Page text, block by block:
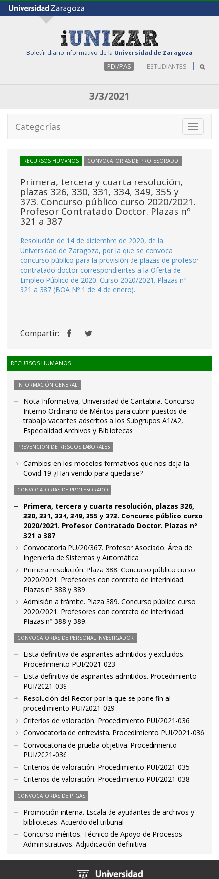
Boletín diario informativo de la Universidad de Zaragoza
PDI/PAS ESTUDIANTES
3/3/2021
Toggle
Categorías
RECURSOS HUMANOS CONVOCATORIAS DE PROFESORADO
Primera, tercera y cuarta resolución,
plazas 326, 330, 331, 334, 349, 355 y
373. Concurso público curso 2020/2021.
Profesor Contratado Doctor. Plazas nº
321 a 387
Resolución de 14 de diciembre de 2020, de la
Universidad de Zaragoza, por la que se convoca
concurso público para la provisión de plazas de profesor
contratado doctor correspondientes a la Oferta de
Empleo Público de 2020. Curso 2020/2021. Plazas nº
321 a 387 (BOA Nº 1 de 4 de enero).
Compartir:
RECURSOS HUMANOS
INFORMACIÓN GENERAL
Nota Informativa, Universidad de Cantabria. Concurso
Interno Ordinario de Méritos para cubrir puestos de
trabajo vacantes adscritos a los Subgrupos A1/A2,
Especialidad Archivos y Bibliotecas
PREVENCIÓN DE RIESGOS LABORALES
Cambios en los modelos formativos que nos deja la
Covid-19 ¿Han venido para quedarse?
CONVOCATORIAS DE PROFESORADO
Primera, tercera y cuarta resolución, plazas 326,
330, 331, 334, 349, 355 y 373. Concurso público curso
2020/2021. Profesor Contratado Doctor. Plazas nº
321 a 387
Convocatoria PU/20/367. Profesor Asociado. Área de
Ingeniería de Sistemas y Automática
Primera resolución. Plaza 388. Concurso público curso
2020/2021. Profesores con contrato de interinidad.
Plazas nº 388 y 389
Admisión a trámite. Plaza 389. Concurso público curso
2020/2021. Profesores con contrato de interinidad.
Plazas nº 388 y 389.
CONVOCATORIAS DE PERSONAL INVESTIGADOR
Lista definitiva de aspirantes admitidos y excluidos.
Procedimiento PUI/2021-023
Lista definitiva de aspirantes admitidos. Procedimiento
PUI/2021-039
Resolución del Rector por la que se pone fin al
procedimiento PUI/2021-029
Criterios de valoración. Procedimiento PUI/2021-036
Convocatoria de entrevista. Procedimiento PUI/2021-036
Convocatoria de prueba objetiva. Procedimiento
PUI/2021-036
Criterios de valoración. Procedimiento PUI/2021-035
Criterios de valoración. Procedimiento PUI/2021-038
CONVOCATORIAS DE PTGAS
Promoción interna. Escala de ayudantes de archivos y
bibliotecas. Acuerdo del tribunal
Concurso méritos. Técnico de Apoyo de Procesos
Administrativos. Adjudicación definitiva